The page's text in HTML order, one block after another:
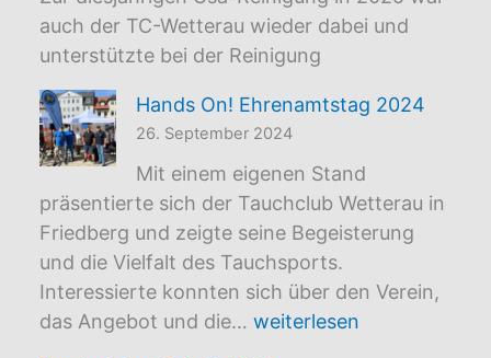
auch der TC-Wetterau wieder dabei und
unterstützte bei der Reinigung
Hands On! Ehrenamtstag 2024
26. September 2024
Mit einem eigenen Stand
präsentierte sich der Tauchclub Wetterau in
Friedberg und zeigte seine Begeisterung
und die Vielfalt des Tauchsports.
Interessierte konnten sich über den Verein,
das Angebot und die… Hands
weiterlesen